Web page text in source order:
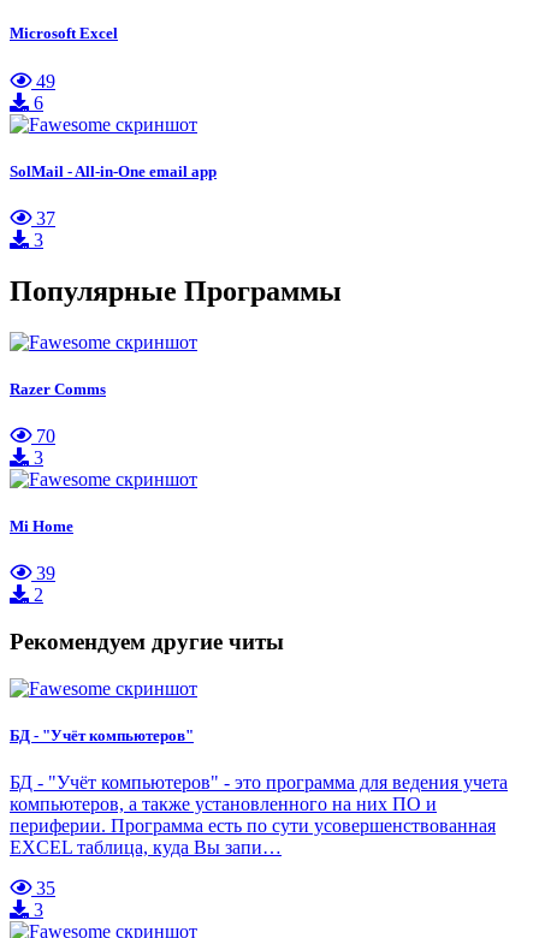
Microsoft Excel
49
6
SolMail - All-in-One email app
37
3
Популярные Программы
Razer Comms
70
3
Mi Home
39
2
Рекомендуем другие читы
БД - "Учёт компьютеров"
БД - "Учёт компьютеров" - это программа для ведения учета
компьютеров, а также установленного на них ПО и
периферии. Программа есть по сути усовершенствованная
EXCEL таблица, куда Вы запи…
35
3